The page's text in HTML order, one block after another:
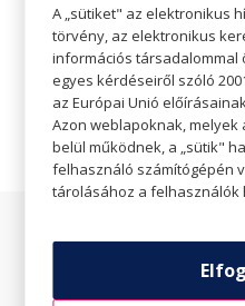
 Email
 Weboldal
Az üzletről
A „sütiket" az elektronikus
törvény, az elektronikus
információs
egyes kérdéseiről szóló
az Európai Unió
Azon weblapoknak, melyek
belül működnek, a „sütik"
felhasználó számítógépén
tárolásához a felhasználók